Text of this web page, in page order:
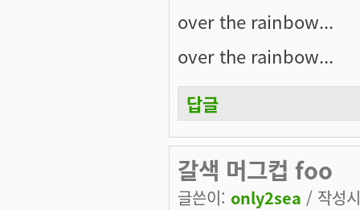
over the rainbow...
over the rainbow...
답글
갈색 머그컵 foo
글쓴이: only2sea / 작성